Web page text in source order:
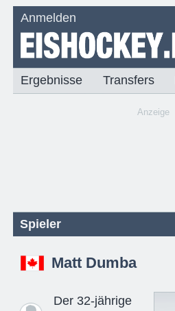
Anmelden
Ergebnisse Transfers
Anzeige
Spieler
Matt Dumba
Der 32-jährige